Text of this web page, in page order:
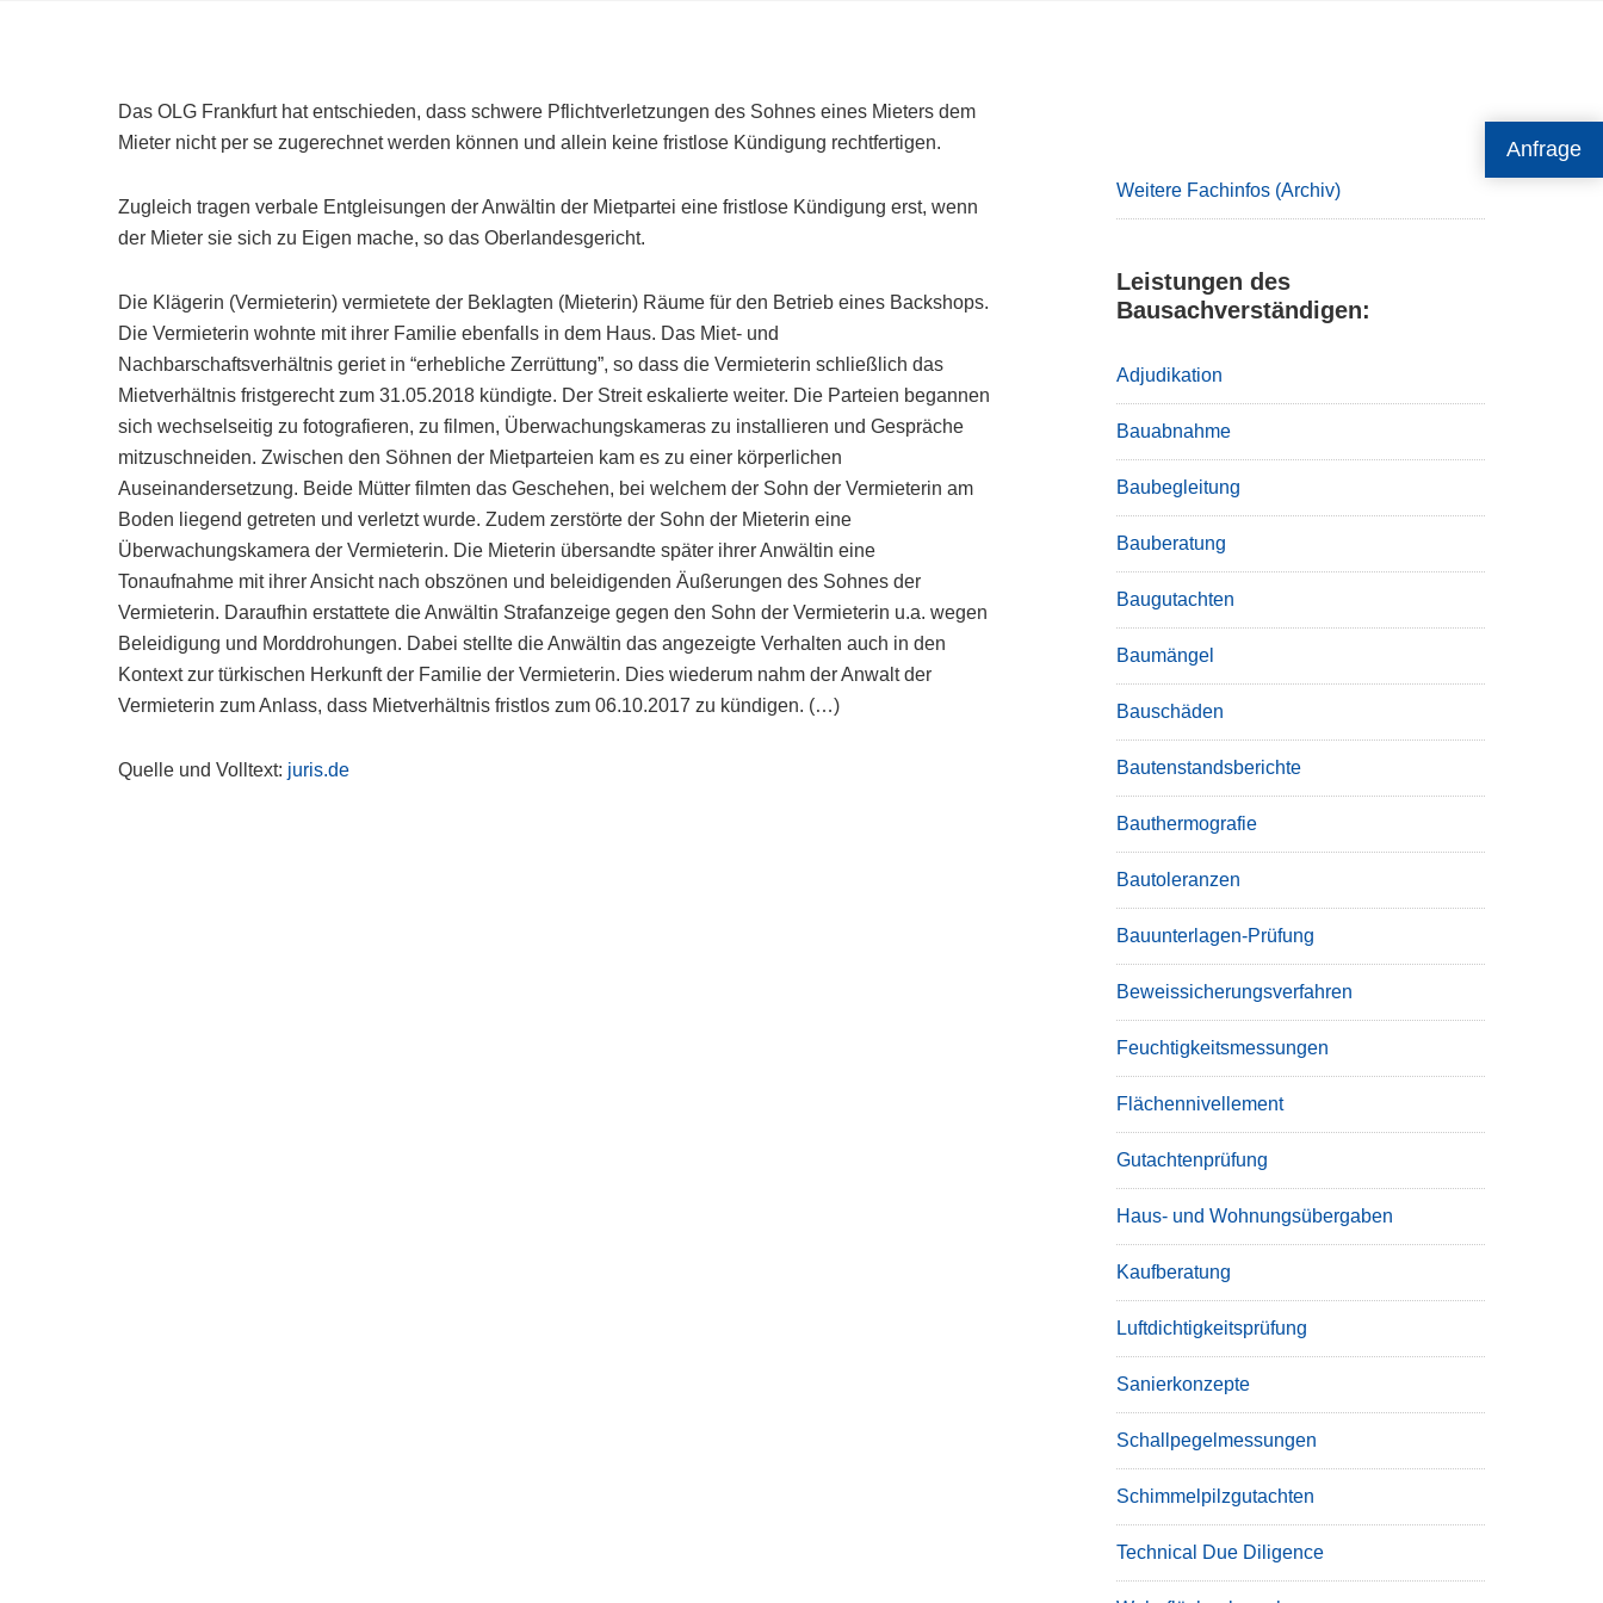
Anfrage
Das OLG Frankfurt hat entschieden, dass schwere Pflichtverletzungen des Sohnes eines Mieters dem
Mieter nicht per se zugerechnet werden können und allein keine fristlose Kündigung rechtfertigen.
Zugleich tragen verbale Entgleisungen der Anwältin der Mietpartei eine fristlose Kündigung erst, wenn
der Mieter sie sich zu Eigen mache, so das Oberlandesgericht.
Die Klägerin (Vermieterin) vermietete der Beklagten (Mieterin) Räume für den Betrieb eines Backshops.
Die Vermieterin wohnte mit ihrer Familie ebenfalls in dem Haus. Das Miet- und
Nachbarschaftsverhältnis geriet in “erhebliche Zerrüttung”, so dass die Vermieterin schließlich das
Mietverhältnis fristgerecht zum 31.05.2018 kündigte. Der Streit eskalierte weiter. Die Parteien begannen
sich wechselseitig zu fotografieren, zu filmen, Überwachungskameras zu installieren und Gespräche
mitzuschneiden. Zwischen den Söhnen der Mietparteien kam es zu einer körperlichen
Auseinandersetzung. Beide Mütter filmten das Geschehen, bei welchem der Sohn der Vermieterin am
Boden liegend getreten und verletzt wurde. Zudem zerstörte der Sohn der Mieterin eine
Überwachungskamera der Vermieterin. Die Mieterin übersandte später ihrer Anwältin eine
Tonaufnahme mit ihrer Ansicht nach obszönen und beleidigenden Äußerungen des Sohnes der
Vermieterin. Daraufhin erstattete die Anwältin Strafanzeige gegen den Sohn der Vermieterin u.a. wegen
Beleidigung und Morddrohungen. Dabei stellte die Anwältin das angezeigte Verhalten auch in den
Kontext zur türkischen Herkunft der Familie der Vermieterin. Dies wiederum nahm der Anwalt der
Vermieterin zum Anlass, dass Mietverhältnis fristlos zum 06.10.2017 zu kündigen. (…)
Quelle und Volltext: juris.de
Weitere Fachinfos (Archiv)
Leistungen des
Bausachverständigen:
Adjudikation
Bauabnahme
Baubegleitung
Bauberatung
Baugutachten
Baumängel
Bauschäden
Bautenstandsberichte
Bauthermografie
Bautoleranzen
Bauunterlagen-Prüfung
Beweissicherungsverfahren
Feuchtigkeitsmessungen
Flächennivellement
Gutachtenprüfung
Haus- und Wohnungsübergaben
Kaufberatung
Luftdichtigkeitsprüfung
Sanierkonzepte
Schallpegelmessungen
Schimmelpilzgutachten
Technical Due Diligence